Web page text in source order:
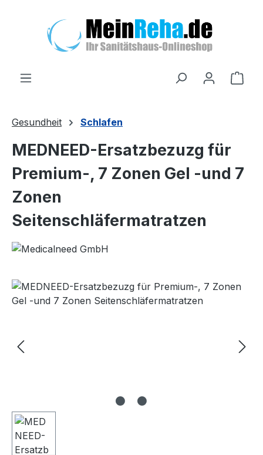
Gesundheit Schlafen
MEDNEED-Ersatzbezuzg für
Premium-, 7 Zonen Gel -und 7
Zonen
Seitenschläfermatratzen
Bildergalerie überspringen